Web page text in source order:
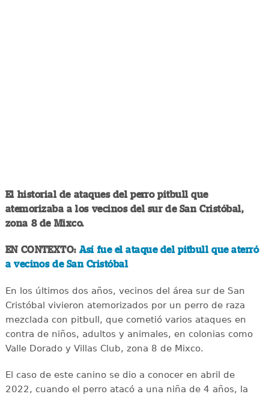
El historial de ataques del perro pitbull que
atemorizaba a los vecinos del sur de San Cristóbal,
zona 8 de Mixco.
EN CONTEXTO: Así fue el ataque del pitbull que aterró
a vecinos de San Cristóbal
En los últimos dos años, vecinos del área sur de San
Cristóbal vivieron atemorizados por un perro de raza
mezclada con pitbull, que cometió varios ataques en
contra de niños, adultos y animales, en colonias como
Valle Dorado y Villas Club, zona 8 de Mixco.
El caso de este canino se dio a conocer en abril de
2022, cuando el perro atacó a una niña de 4 años, la